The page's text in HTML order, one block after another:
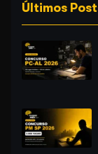
Últimos